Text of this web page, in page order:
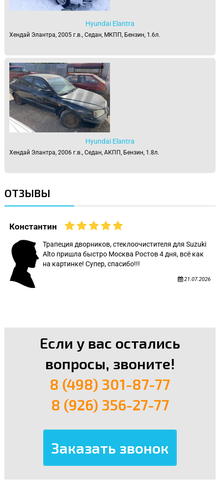
Hyundai Elantra
Хендай Элантра, 2005 г.в., Седан, МКПП, Бензин, 1.6л.
Hyundai Elantra
Хендай Элантра, 2006 г.в., Седан, АКПП, Бензин, 1.8л.
ОТЗЫВЫ
Константин
Трапеция дворников, стеклоочистителя для Suzuki
Alto пришла быстро Москва Ростов 4 дня, всё как
на картинке! Супер, спасибо!!!
21.07.2026
Если у вас остались
вопросы, звоните!
8 (498) 301-87-77
8 (926) 356-27-77